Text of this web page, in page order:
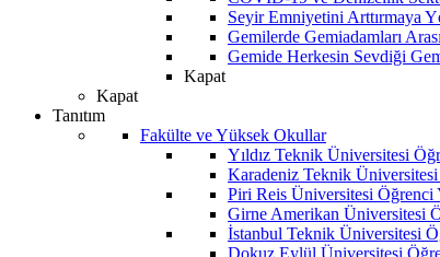
Seyir Emniyetini Arttırmaya
Gemilerde Gemiadamları
Gemide Herkesin Sevdiği
Kapat
Kapat
Tanıtım
Fakülte ve Yüksek Okullar
Yıldız Teknik Üniversitesi
Karadeniz Teknik
Piri Reis Üniversitesi Öğrenci
Girne Amerikan Üniversitesi
İstanbul Teknik Üniversitesi
Dokuz Eylül Üniversitesi